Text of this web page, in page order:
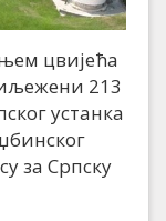
цвијећа
213
устанка
за Српску